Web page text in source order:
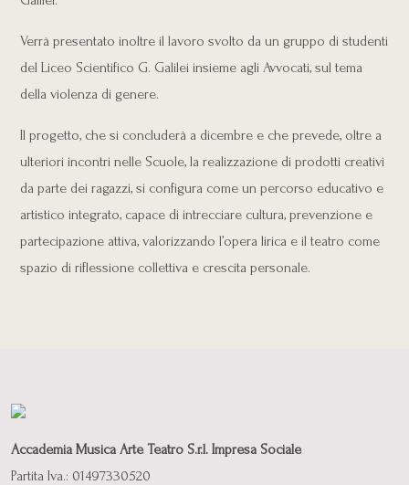
Verrà presentato inoltre il lavoro svolto da un gruppo di studenti
del Liceo Scientifico G. Galilei insieme agli Avvocati, sul tema
della violenza di genere.
Il progetto, che si concluderà a dicembre e che prevede, oltre a
ulteriori incontri nelle Scuole, la realizzazione di prodotti creativi
da parte dei ragazzi, si configura come un percorso educativo e
artistico integrato, capace di intrecciare cultura, prevenzione e
partecipazione attiva, valorizzando l’opera lirica e il teatro come
spazio di riflessione collettiva e crescita personale.
Accademia Musica Arte Teatro S.r.l. Impresa Sociale
Partita Iva.: 01497330520